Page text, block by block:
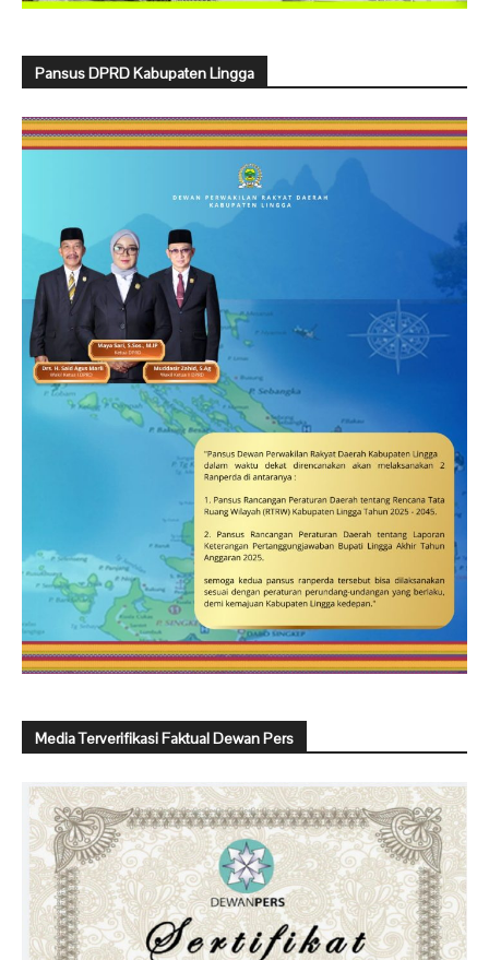
Pansus DPRD Kabupaten Lingga
Media Terverifikasi Faktual Dewan Pers